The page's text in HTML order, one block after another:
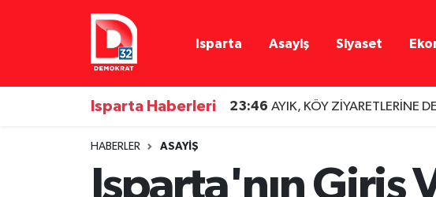
Isparta Asayiş Siyaset
Isparta Haberleri 23:46 AYIK, KÖY ZİYARETLERİNE
HABERLER ASAYIŞ
Isparta'nın Giriş
Isparta Nöbetçi Eczaneler
Isparta Hava Durumu
Isparta Namaz Vakitleri
Isparta Trafik Yoğunluk Haritası